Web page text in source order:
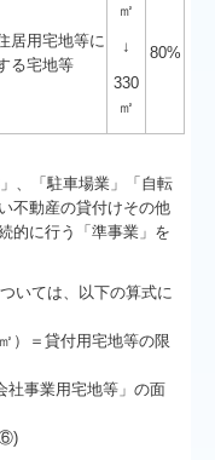
居用宅地等に
る宅地等
㎡
↓
330
㎡
80%
、「駐車場業」「自転
不動産の貸付けその他
的に行う「準事業」を
いては、以下の算式に
）＝貸付用宅地等の限
社事業用宅地等」の面
⑥)